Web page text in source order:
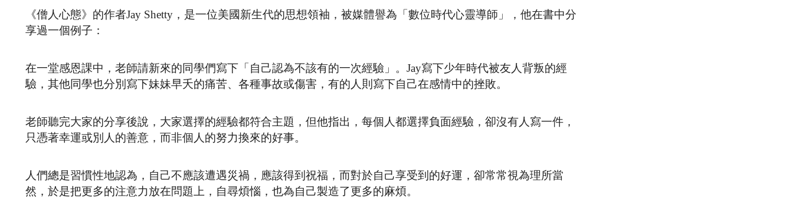
《僧人心態》的作者Jay Shetty，是一位美國新生代的思想領袖，被媒體譽為「數位時代心靈導師」，他在書中分
享過一個例子：
在一堂感恩課中，老師請新來的同學們寫下「自己認為不該有的一次經驗」。Jay寫下少年時代被友人背叛的經
驗，其他同學也分別寫下妹妹早夭的痛苦、各種事故或傷害，有的人則寫下自己在感情中的挫敗。
老師聽完大家的分享後說，大家選擇的經驗都符合主題，但他指出，每個人都選擇負面經驗，卻沒有人寫一件，
只憑著幸運或別人的善意，而非個人的努力換來的好事。
人們總是習慣性地認為，自己不應該遭遇災禍，應該得到祝福，而對於自己享受到的好運，卻常常視為理所當
然，於是把更多的注意力放在問題上，自尋煩惱，也為自己製造了更多的麻煩。